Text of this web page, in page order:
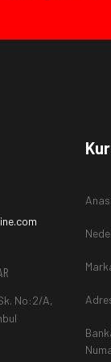
olduğunda
sürecinde
No:2/A,